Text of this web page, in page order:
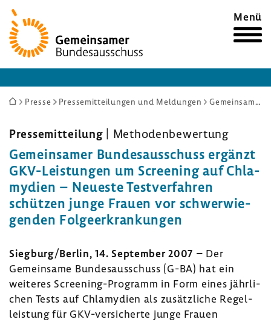
Zur
Startseite
Menü
Sie
hier:
Presse Pressemitteilungen und Meldungen Gemeinsamer Bundesausschuss ergänzt GKV-Leistungen um Screening auf Chlamydien – Neueste Testverfahren schützen junge Frauen vor schwerwiegenden Folgeerkrankungen
Pres­se­mit­tei­lung | Metho­den­be­wer­tung
Gemein­samer Bundes­aus­schuss ergänzt
GKV-​Leistungen um Scree­ning auf Chla­
my­dien – Neueste Test­ver­fahren
schützen junge Frauen vor schwer­wie­
genden Folge­er­kran­kungen
Sieg­burg/Berlin, 14. September 2007 – Der
Gemein­same Bundes­aus­schuss (G-BA) hat ein
weiteres Screening-​Programm in Form eines jähr­li­
chen Tests auf Chla­my­dien als zusätz­liche Regel­
leis­tung für GKV-​versicherte junge Frauen